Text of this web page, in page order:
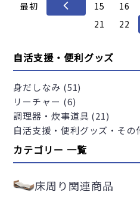
最初 15 16
21
22
自活支援・便利グッズ
身だしなみ (51)
リーチャー (6)
調理器・炊事道具 (21)
自活支援・便利グッズ・その
カテゴリー 一覧
床周り関連商品